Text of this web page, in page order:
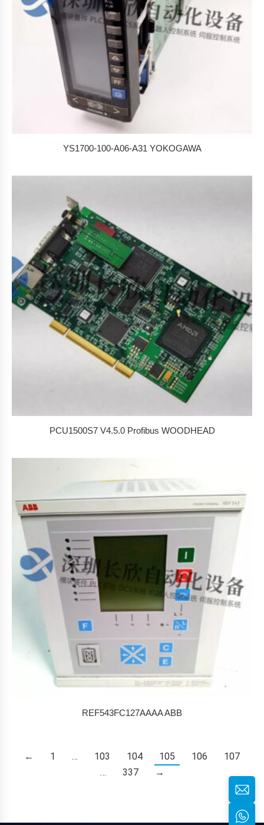
YS1700-100-A06-A31 YOKOGAWA
PCU1500S7 V4.5.0 Profibus WOODHEAD
REF543FC127AAAA ABB
← 1 … 103 104 105 106
107
…
337 →